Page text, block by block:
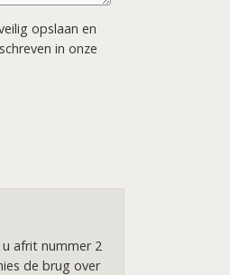
opslaan en
in onze
afrit nummer 2
de brug over